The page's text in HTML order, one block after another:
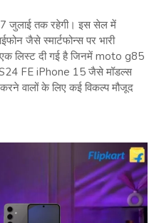
जुलाई तक रहेगी। इस सेल में
जैसे स्मार्टफोन्स पर भारी
एक लिस्ट दी गई है जिनमें moto g85
FE iPhone 15 जैसे मॉडल्स
वालों के लिए कई विकल्प मौजूद